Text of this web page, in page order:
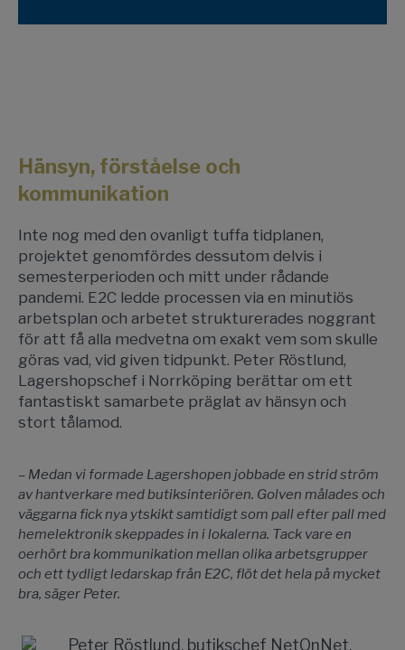
Hänsyn, förståelse och
kommunikation
Inte nog med den ovanligt tuffa tidplanen,
projektet genomfördes dessutom delvis i
semesterperioden och mitt under rådande
pandemi. E2C ledde processen via en minutiös
arbetsplan och arbetet strukturerades noggrant
för att få alla medvetna om exakt vem som skulle
göras vad, vid given tidpunkt. Peter Röstlund,
Lagershopschef i Norrköping berättar om ett
fantastiskt samarbete präglat av hänsyn och
stort tålamod.
– Medan vi formade Lagershopen jobbade en strid ström
av hantverkare med butiksinteriören. Golven målades och
väggarna fick nya ytskikt samtidigt som pall efter pall med
hemelektronik skeppades in i lokalerna. Tack vare en
oerhört bra kommunikation mellan olika arbetsgrupper
och ett tydligt ledarskap från E2C, flöt det hela på mycket
bra, säger Peter.